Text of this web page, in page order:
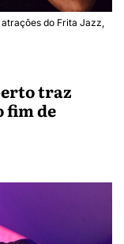
do Frita Jazz,
traz
fim de